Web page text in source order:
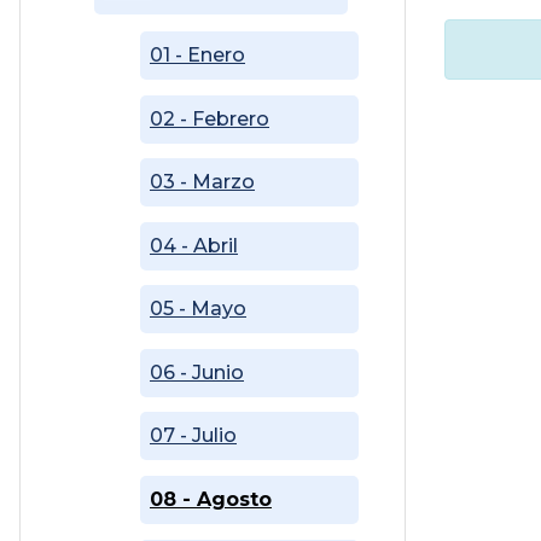
01 - Enero
02 - Febrero
03 - Marzo
04 - Abril
05 - Mayo
06 - Junio
07 - Julio
08 - Agosto